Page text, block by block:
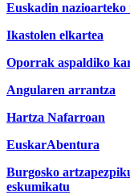
Euskadin nazioarteko
Ikastolen elkartea
Oporrak aspaldiko
Angularen arrantza
Hartza Nafarroan
EuskarAbentura
Burgosko
eskumikatu